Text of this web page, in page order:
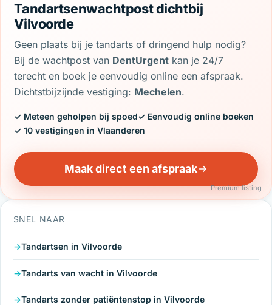
Tandartsenwachtpost dichtbij
Vilvoorde
Geen plaats bij je tandarts of dringend hulp nodig?
Bij de wachtpost van DentUrgent kan je 24/7
terecht en boek je eenvoudig online een afspraak.
Dichtstbijzijnde vestiging: Mechelen.
✓ Meteen geholpen bij spoed✓ Eenvoudig online boeken
✓ 10 vestigingen in Vlaanderen
Maak direct een afspraak
Premium listing
SNEL NAAR
Tandartsen in Vilvoorde
Tandarts van wacht in Vilvoorde
Tandarts zonder patiëntenstop in Vilvoorde